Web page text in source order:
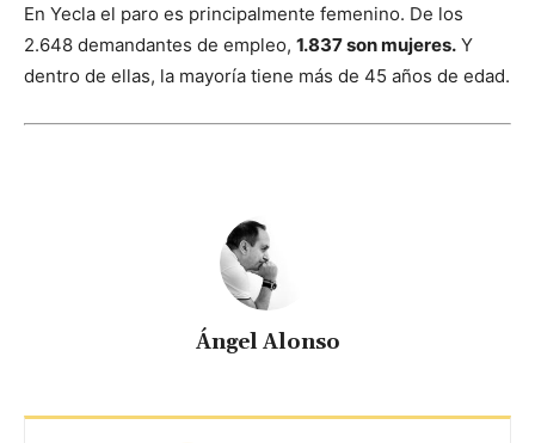
En Yecla el paro es principalmente femenino. De los
2.648 demandantes de empleo, 1.837 son mujeres. Y
dentro de ellas, la mayoría tiene más de 45 años de edad.
Ángel Alonso